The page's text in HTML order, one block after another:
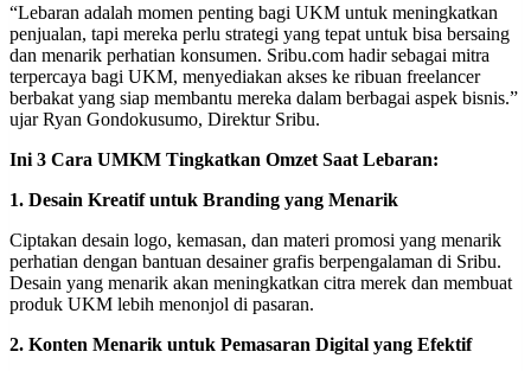
“Lebaran adalah momen penting bagi UKM untuk meningkatkan
penjualan, tapi mereka perlu strategi yang tepat untuk bisa bersaing
dan menarik perhatian konsumen. Sribu.com hadir sebagai mitra
terpercaya bagi UKM, menyediakan akses ke ribuan freelancer
berbakat yang siap membantu mereka dalam berbagai aspek bisnis.”
ujar Ryan Gondokusumo, Direktur Sribu.
Ini 3 Cara UMKM Tingkatkan Omzet Saat Lebaran:
1. Desain Kreatif untuk Branding yang Menarik
Ciptakan desain logo, kemasan, dan materi promosi yang menarik
perhatian dengan bantuan desainer grafis berpengalaman di Sribu.
Desain yang menarik akan meningkatkan citra merek dan membuat
produk UKM lebih menonjol di pasaran.
2. Konten Menarik untuk Pemasaran Digital yang Efektif